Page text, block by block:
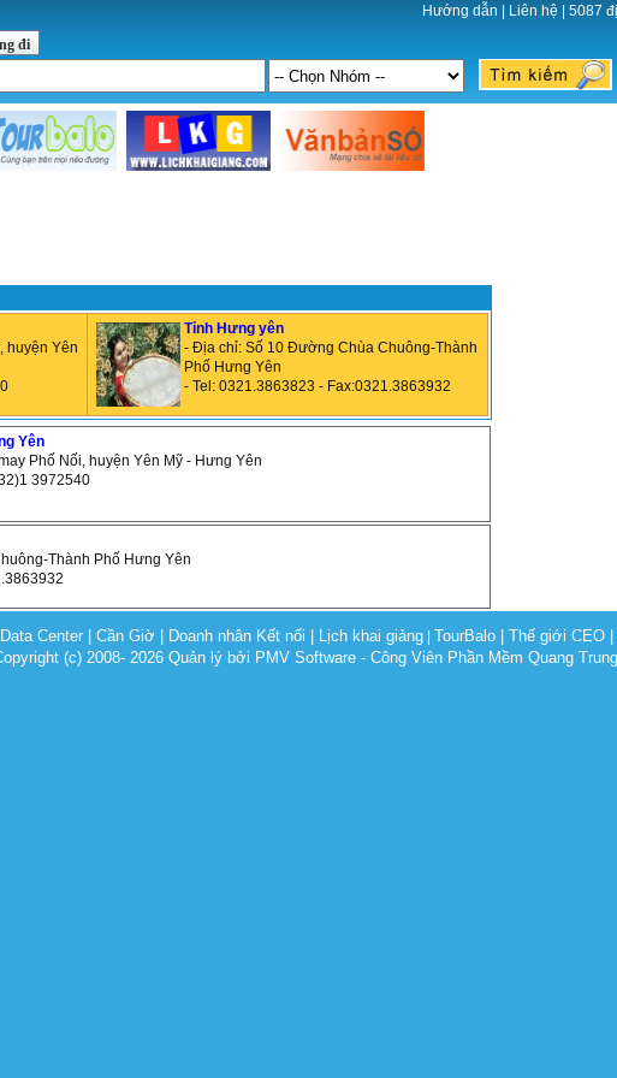
Hướng dẫn Liên hệ 5087
đi
huyện Yên
Tỉnh Hưng yên
- Địa chỉ: Số 10 Đường Chùa Chuông-Thành
Phố Hưng Yên
- Tel: 0321.3863823 - Fax:0321.3863932
Yên
Phố Nối, huyện Yên Mỹ - Hưng Yên
3972540
Thành Phố Hưng Yên
Data Center Cần Giờ Doanh nhân Kết nối Lịch khai giảng| TourBalo Thế giới CEO
(c) 2008- 2026 Quản lý bởi PMV Software - Công Viên Phần Mềm Quang